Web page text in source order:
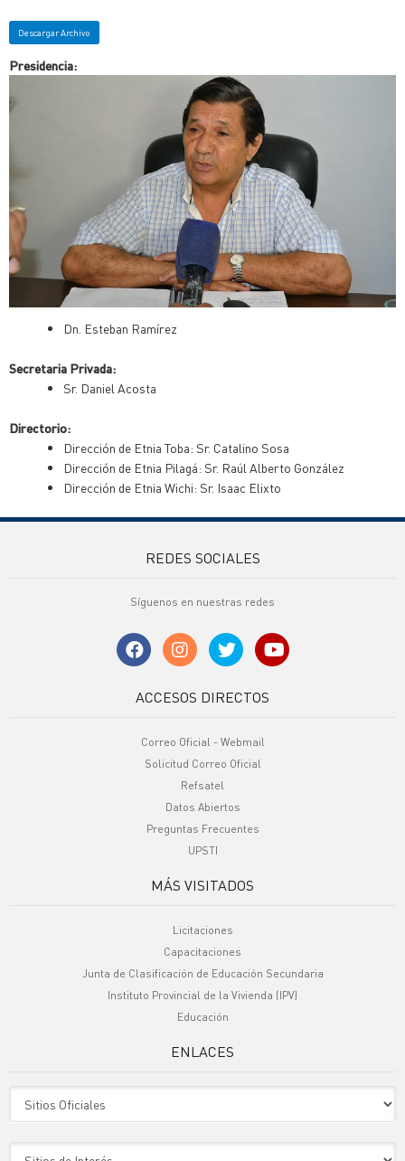
Descargar Archivo
Presidencia:
Dn. Esteban Ramírez
Secretaria Privada:
Sr. Daniel Acosta
Directorio:
Dirección de Etnia Toba: Sr. Catalino Sosa
Dirección de Etnia Pilagá: Sr. Raúl Alberto González
Dirección de Etnia Wichi: Sr. Isaac Elixto
REDES SOCIALES
Síguenos en nuestras redes
ACCESOS DIRECTOS
Correo Oficial - Webmail
Solicitud Correo Oficial
Refsatel
Datos Abiertos
Preguntas Frecuentes
UPSTI
MÁS VISITADOS
Licitaciones
Capacitaciones
Junta de Clasificación de Educación Secundaria
Instituto Provincial de la Vivienda (IPV)
Educación
ENLACES